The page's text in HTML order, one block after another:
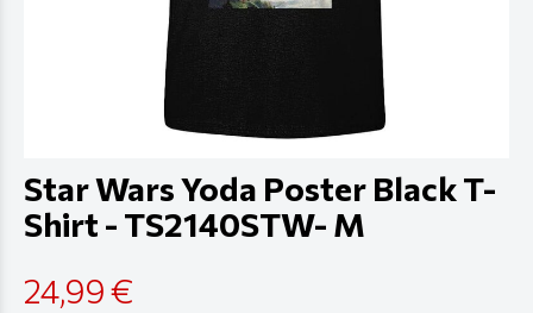
Star Wars Yoda Poster Black T-
Shirt - TS2140STW- M
24,99 €